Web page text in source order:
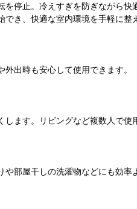
停止。冷えすぎを防ぎながら快
き、快適な室内環境を手軽に整
出時も安心して使用できます。
ます。リビングなど複数人で使
部屋干しの洗濯物などにも効率